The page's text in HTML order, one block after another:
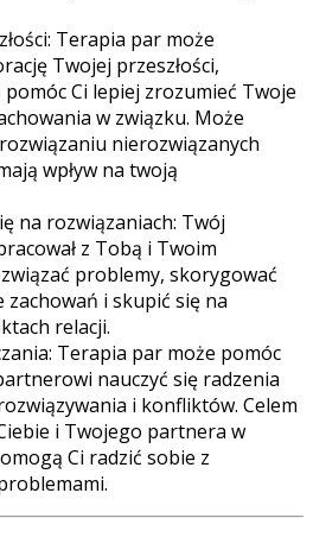
Terapia par może
Twojej przeszłości,
Ci lepiej zrozumieć Twoje
w związku. Może
nierozwiązanych
wpływ na twoją
na rozwiązaniach: Twój
z Tobą i Twoim
problemy, skorygować
zachowań i skupić się na
relacji.
Terapia par może pomóc
nauczyć się radzenia
i konfliktów. Celem
i Twojego partnera w
Ci radzić sobie z